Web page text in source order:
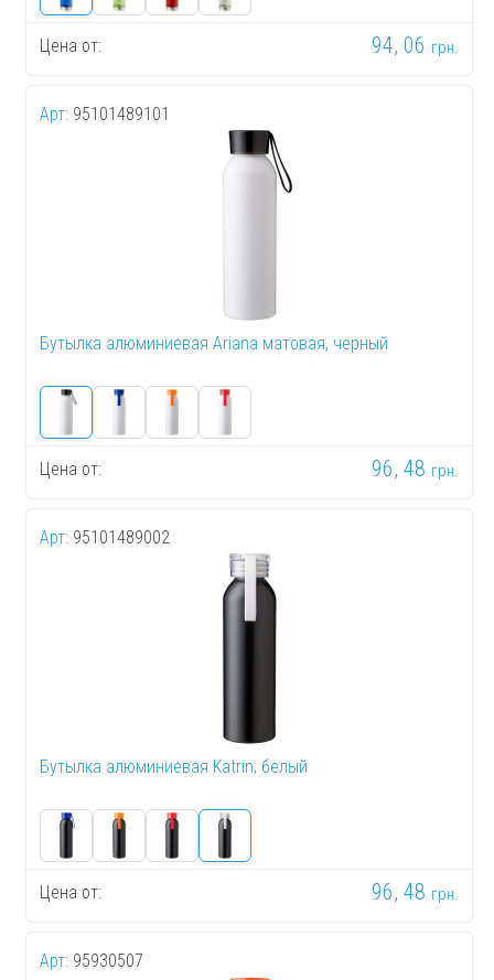
Цена от: 94, 06 грн.
Арт: 95101489101
Бутылка алюминиевая Ariana матовая, черный
Цена от: 96, 48 грн.
Арт: 95101489002
Бутылка алюминиевая Katrin, белый
Цена от: 96, 48 грн.
Арт: 95930507